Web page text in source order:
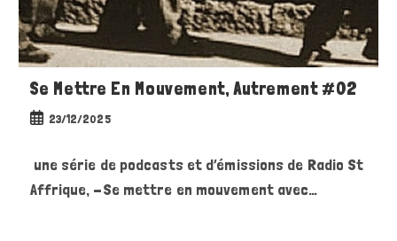
Se Mettre En Mouvement, Autrement #02
Publication
23/12/2025
une série de podcasts et d’émissions de Radio St
Affrique, -Se mettre en mouvement avec…